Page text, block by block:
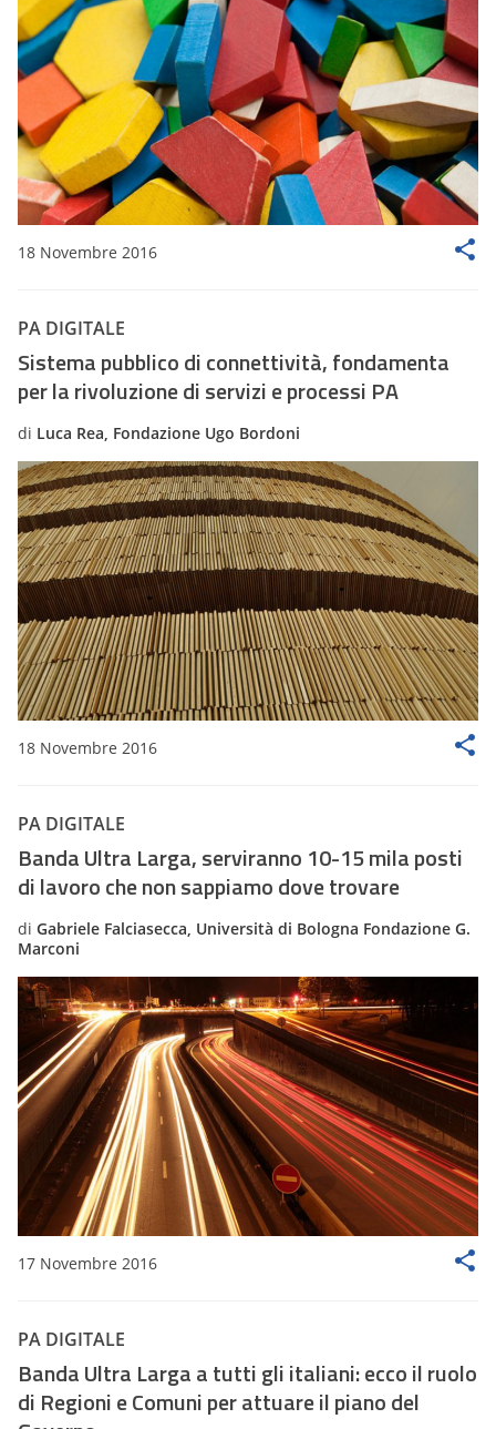
18 Novembre 2016
PA DIGITALE
Sistema pubblico di connettività, fondamenta
per la rivoluzione di servizi e processi PA
di Luca Rea, Fondazione Ugo Bordoni
18 Novembre 2016
PA DIGITALE
Banda Ultra Larga, serviranno 10-15 mila posti
di lavoro che non sappiamo dove trovare
di Gabriele Falciasecca, Università di Bologna Fondazione G.
Marconi
17 Novembre 2016
PA DIGITALE
Banda Ultra Larga a tutti gli italiani: ecco il ruolo
di Regioni e Comuni per attuare il piano del